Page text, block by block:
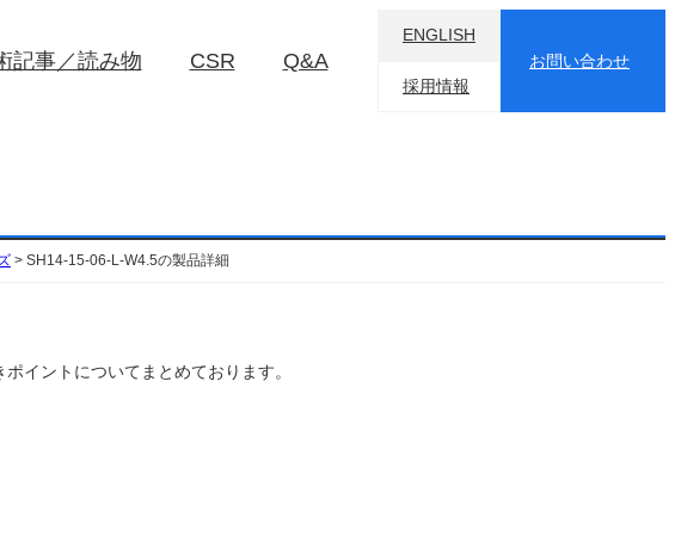
記事／読み物 CSR Q&A
ENGLISH
採用情報
お問い合わせ
> SH14-15-06-L-W4.5の製品詳細
イントについてまとめております。